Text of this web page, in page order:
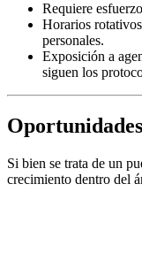
Requiere
Horarios
personales.
Exposición a
siguen los
Si bien se trata de un
crecimiento dentro del